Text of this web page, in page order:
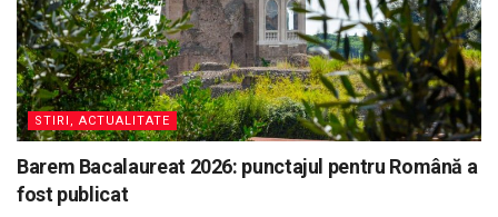
STIRI, ACTUALITATE
Barem Bacalaureat 2026: punctajul pentru Română a
fost publicat